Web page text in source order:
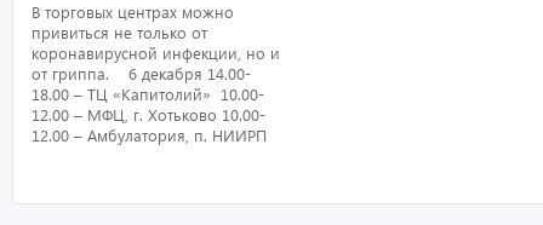
В торговых центрах можно
привиться не только от
коронавирусной инфекции, но и
от гриппа. 6 декабря 14.00-
18.00 – ТЦ «Капитолий» 10.00-
12.00 – МФЦ, г. Хотьково 10.00-
12.00 – Амбулатория, п. НИИРП